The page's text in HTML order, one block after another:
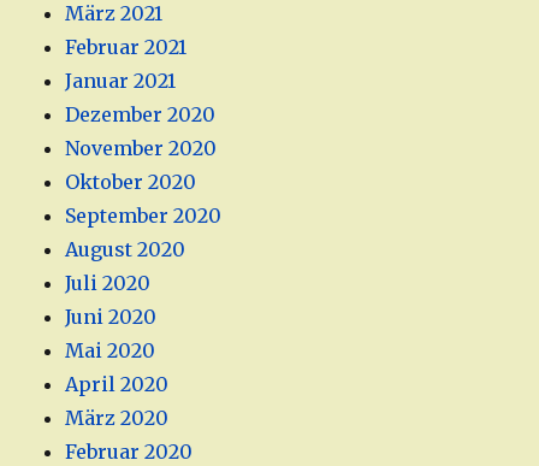
März 2021
Februar 2021
Januar 2021
Dezember 2020
November 2020
Oktober 2020
September 2020
August 2020
Juli 2020
Juni 2020
Mai 2020
April 2020
März 2020
Februar 2020